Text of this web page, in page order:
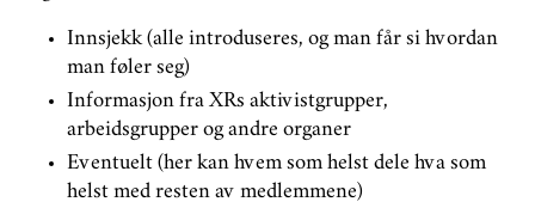
Innsjekk (alle introduseres, og man får si hvordan
man føler seg)
Informasjon fra XRs aktivistgrupper,
arbeidsgrupper og andre organer
Eventuelt (her kan hvem som helst dele hva som
helst med resten av medlemmene)